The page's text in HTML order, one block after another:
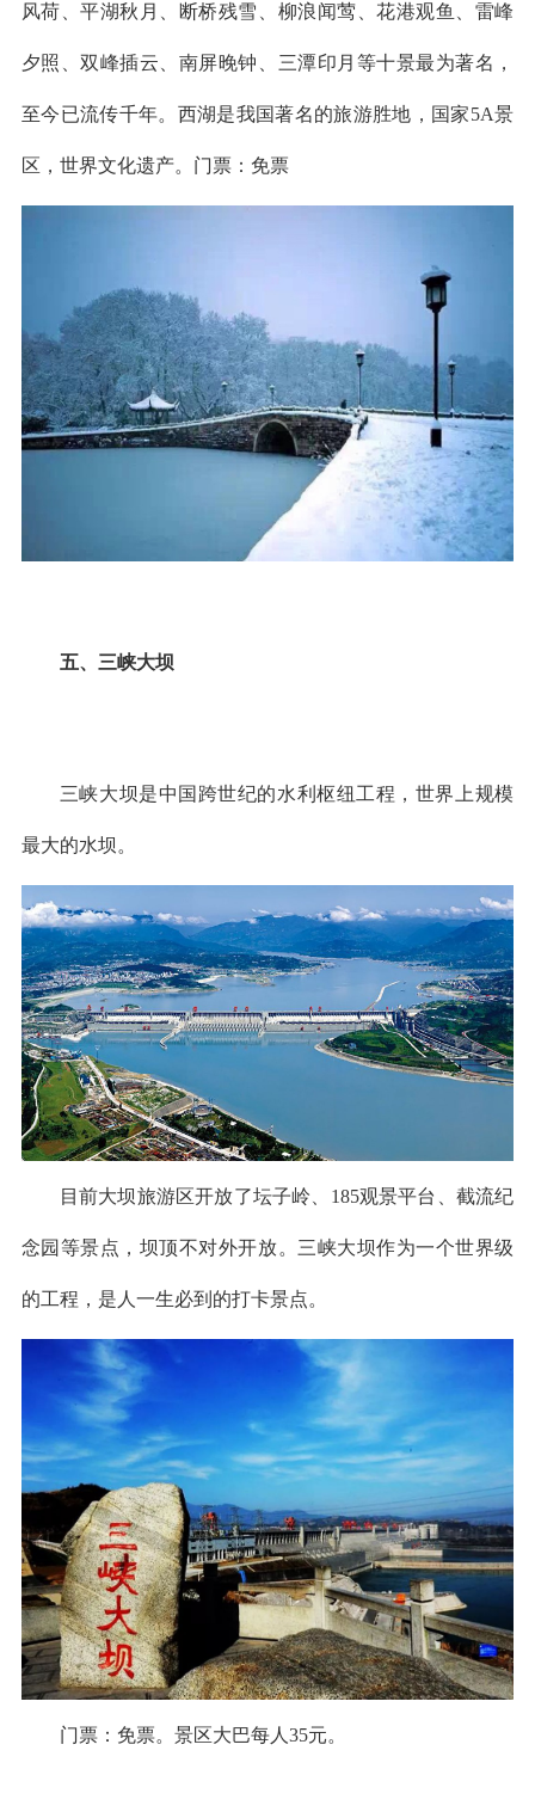
风荷、平湖秋月、断桥残雪、柳浪闻莺、花港观鱼、雷峰
夕照、双峰插云、南屏晚钟、三潭印月等十景最为著名，
至今已流传千年。西湖是我国著名的旅游胜地，国家5A景
区，世界文化遗产。门票：免票
五、三峡大坝
三峡大坝是中国跨世纪的水利枢纽工程，世界上规模
最大的水坝。
目前大坝旅游区开放了坛子岭、185观景平台、截流纪
念园等景点，坝顶不对外开放。三峡大坝作为一个世界级
的工程，是人一生必到的打卡景点。
门票：免票。景区大巴每人35元。